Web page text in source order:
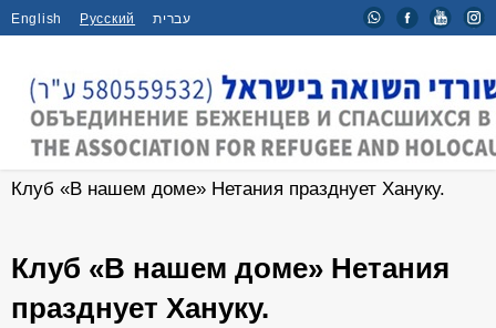
English Русский עברית
Главная / Новости /
Клуб «В нашем доме» Нетания празднует Хануку.
Клуб «В нашем доме» Нетания
празднует Хануку.